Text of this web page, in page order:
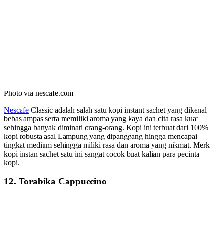
Photo via nescafe.com
Nescafe Classic adalah salah satu kopi instant sachet yang dikenal
bebas ampas serta memiliki aroma yang kaya dan cita rasa kuat
sehingga banyak diminati orang-orang. Kopi ini terbuat dari 100%
kopi robusta asal Lampung yang dipanggang hingga mencapai
tingkat medium sehingga miliki rasa dan aroma yang nikmat. Merk
kopi instan sachet satu ini sangat cocok buat kalian para pecinta
kopi.
12. Torabika Cappuccino